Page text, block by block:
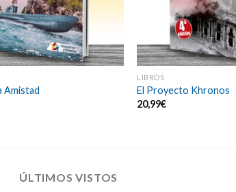
Amistad
LIBROS
El Proyecto Khronos
20,99€
ÚLTIMOS VISTOS